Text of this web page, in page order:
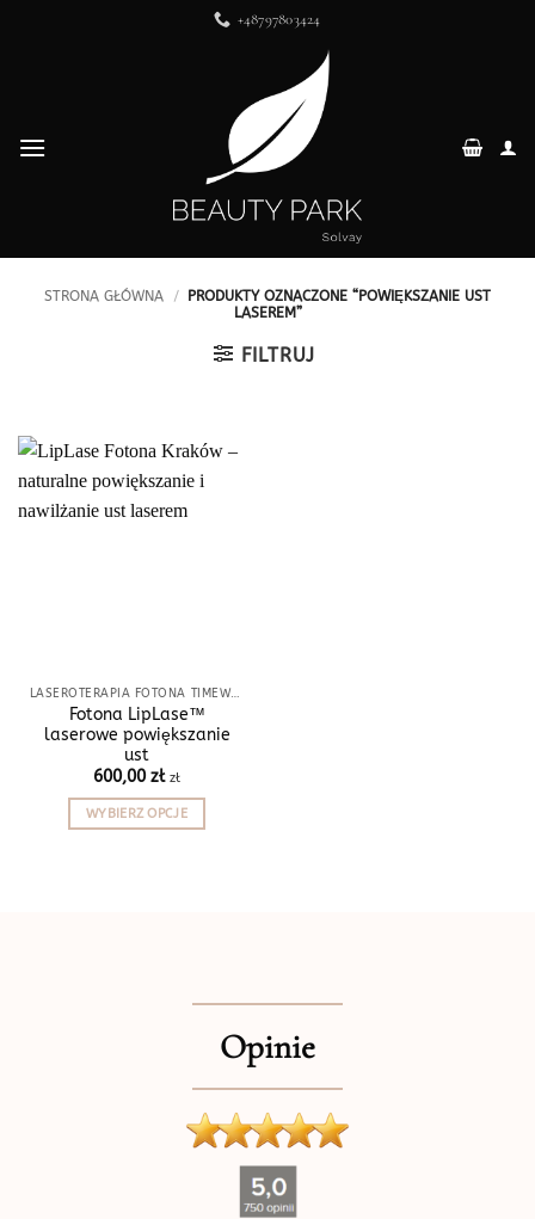
+48797803424
STRONA GŁÓWNA /
PRODUKTY OZNACZONE “POWIĘKSZANIE UST
LASEREM”
FILTRUJ
LASEROTERAPIA FOTONA TIMEWALKER®
Fotona LipLase™
laserowe powiększanie
ust
600,00zł zł
WYBIERZ OPCJE
produktu
Opinie